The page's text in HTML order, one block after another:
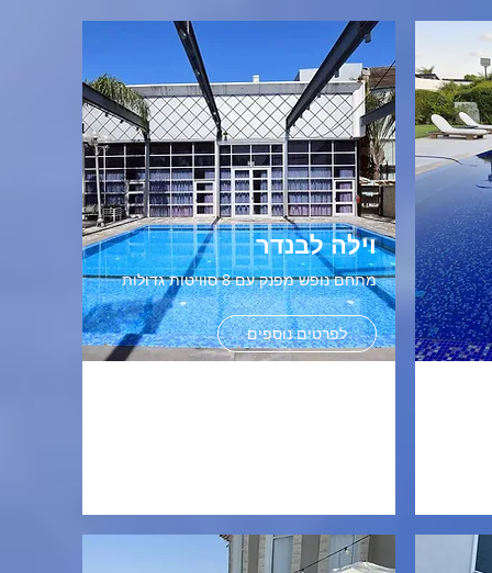
וילה לבנדר
מתחם נופש מפנק עם 8 סוויטות גדולות
לפרטים נוספים